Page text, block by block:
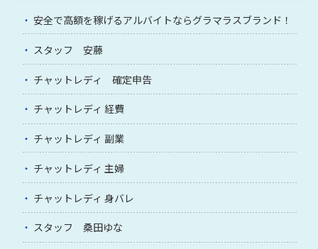
安全で高額を稼げるアルバイトならグラマラスブランド！
スタッフ 安藤
チャットレディ 確定申告
チャットレディ 経費
チャットレディ 副業
チャットレディ 主婦
チャットレディ 身バレ
スタッフ 桑田ゆな